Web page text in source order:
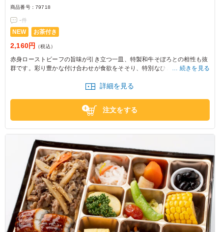
商品番号： 79718
-件
NEW お茶付き
2,160円 （税込）
赤身ローストビーフの旨味が引き立つ一皿、特製和牛そぼろとの相性も抜
群です。彩り豊かな付け合わせが食欲をそそり、特別なひとときにぴった
続きを見る
詳細を見る
注文をする